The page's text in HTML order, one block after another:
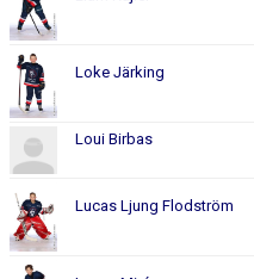
Loke Järking
Loui Birbas
Lucas Ljung Flodström